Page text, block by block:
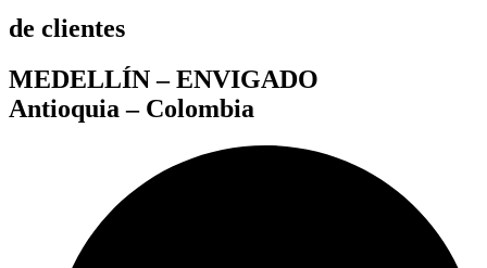
de clientes
MEDELLÍN – ENVIGADO
Antioquia – Colombia